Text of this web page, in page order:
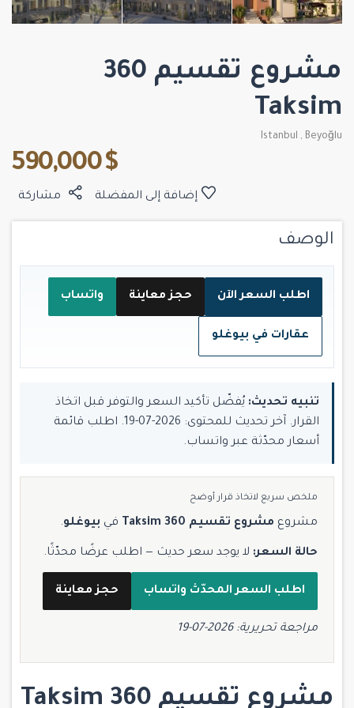
مشروع تقسيم 360
Taksim
Istanbul , Beyoğlu
$ 590,000
مشاركة إضافة إلى المفضلة
الوصف
اطلب السعر الآن حجز معاينة واتساب
عقارات في بيوغلو
تنبيه تحديث: يُفضّل تأكيد السعر والتوفر قبل اتخاذ
القرار. آخر تحديث للمحتوى: 2026-07-19. اطلب قائمة
أسعار محدّثة عبر واتساب.
ملخص سريع لاتخاذ قرار أوضح
مشروع مشروع تقسيم 360 Taksim في بيوغلو.
حالة السعر: لا يوجد سعر حديث — اطلب عرضًا محدّثًا.
اطلب السعر المحدّث واتساب حجز معاينة
مراجعة تحريرية: 2026-07-19
مشروع تقسيم 360 Taksim